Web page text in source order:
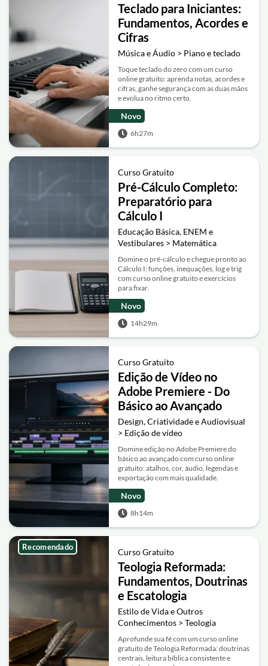
Teclado para Iniciantes:
Fundamentos, Acordes e
Cifras
Música e Áudio > Piano e teclado
Toque teclado do zero com um curso
online gratuito: aprenda notas, acordes e
cifras, ganhe segurança com as duas mãos
e evolua no ritmo certo.
Novo
6h27m
Curso Gratuito
Pré-Cálculo Completo:
Preparatório para
Cálculo I
Educação Básica, ENEM e
Vestibulares > Matemática
Domine o pré-cálculo e chegue pronto ao
Cálculo I: funções, inequações, log e trig
com curso online gratuito e exercícios
para fixar.
Novo
14h29m
Curso Gratuito
Edição de Vídeo no
Adobe Premiere - Do
Básico ao Avançado
Design, Criatividade e Audiovisual
> Edição de vídeo
Domine edição no Adobe Premiere do
básico ao avançado com curso online
gratuito: atalhos, cor, áudio, legendas e
exportação com mais qualidade.
Novo
8h14m
Curso Gratuito
Teologia Reformada:
Fundamentos, Doutrinas
e Escatologia
Estilo de Vida e Outros
Conhecimentos > Teologia
Aprofunde sua fé com um curso online
gratuito de Teologia Reformada: doutrinas
centrais, leitura bíblica consistente e
Recomendado